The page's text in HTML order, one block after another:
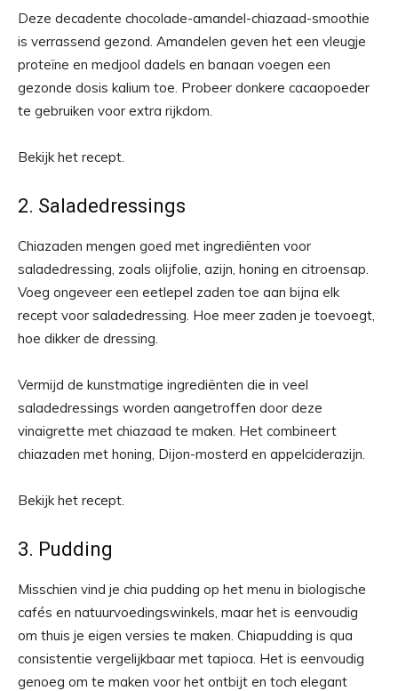
Deze decadente chocolade-amandel-chiazaad-smoothie
is verrassend gezond. Amandelen geven het een vleugje
proteïne en medjool dadels en banaan voegen een
gezonde dosis kalium toe. Probeer donkere cacaopoeder
te gebruiken voor extra rijkdom.
Bekijk het recept.
2. Saladedressings
Chiazaden mengen goed met ingrediënten voor
saladedressing, zoals olijfolie, azijn, honing en citroensap.
Voeg ongeveer een eetlepel zaden toe aan bijna elk
recept voor saladedressing. Hoe meer zaden je toevoegt,
hoe dikker de dressing.
Vermijd de kunstmatige ingrediënten die in veel
saladedressings worden aangetroffen door deze
vinaigrette met chiazaad te maken. Het combineert
chiazaden met honing, Dijon-mosterd en appelciderazijn.
Bekijk het recept.
3. Pudding
Misschien vind je chia pudding op het menu in biologische
cafés en natuurvoedingswinkels, maar het is eenvoudig
om thuis je eigen versies te maken. Chiapudding is qua
consistentie vergelijkbaar met tapioca. Het is eenvoudig
genoeg om te maken voor het ontbijt en toch elegant